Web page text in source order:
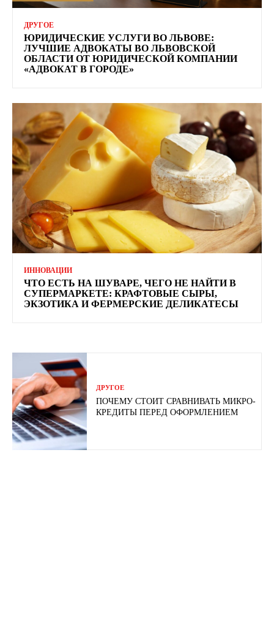
ДРУГОЕ
ЮРИДИЧЕСКИЕ УСЛУГИ ВО ЛЬВОВЕ:
ЛУЧШИЕ АДВОКАТЫ ВО ЛЬВОВСКОЙ
ОБЛАСТИ ОТ ЮРИДИЧЕСКОЙ КОМПАНИИ
«АДВОКАТ В ГОРОДЕ»
ИННОВАЦИИ
ЧТО ЕСТЬ НА ШУВАРЕ, ЧЕГО НЕ НАЙТИ В
СУПЕРМАРКЕТЕ: КРАФТОВЫЕ СЫРЫ,
ЭКЗОТИКА И ФЕРМЕРСКИЕ ДЕЛИКАТЕСЫ
ДРУГОЕ
ПОЧЕМУ СТОИТ СРАВНИВАТЬ МИКРО-
КРЕДИТЫ ПЕРЕД ОФОРМЛЕНИЕМ